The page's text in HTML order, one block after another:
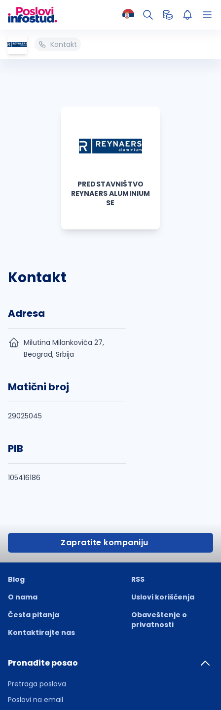
Kontakt
PREDSTAVNIŠTVO
REYNAERS ALUMINIUM
SE
Kontakt
Adresa
Milutina Milankovića 27,
Beograd, Srbija
Matični broj
29025045
PIB
105416186
Zapratite kompaniju
Blog
O nama
Česta pitanja
Kontaktirajte nas
RSS
Uslovi korišćenja
Obaveštenje o
privatnosti
Pronađite posao
Pretraga poslova
Poslovi na email